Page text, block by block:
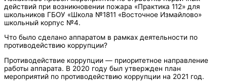
действий при возникновении пожара «Практика 112» для
школьников ГБОУ «Школа №1811 «Восточное Измайлово»
школьный корпус №4.
Что было сделано аппаратом в рамках деятельности по
противодействию коррупции?
Противодействие коррупции — приоритетное направление
работы аппарата. В 2020 году был утвержден план
мероприятий по противодействию коррупции на 2021 год.